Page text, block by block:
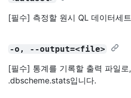
[필수] 측정할 원시 QL 데이터세
-o, --output=<file>
[필수] 통계를 기록할 출력 파일
.dbscheme.stats입니다.